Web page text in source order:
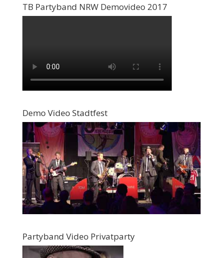
TB Partyband NRW Demovideo 2017
Demo Video Stadtfest
Partyband Video Privatparty